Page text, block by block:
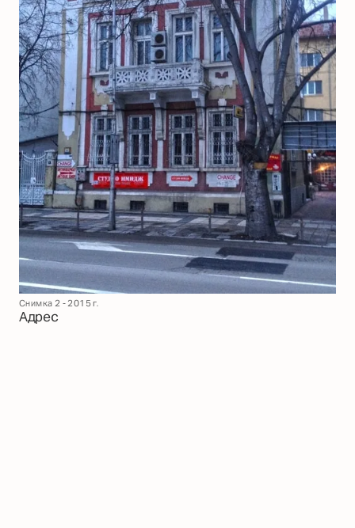
Снимка 2 - 2015 г.
Адрес